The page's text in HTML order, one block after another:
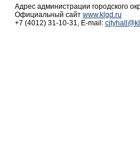
Адрес администрации городского
Официальный сайт www.klgd.ru
+7 (4012) 31-10-31, E-mail: